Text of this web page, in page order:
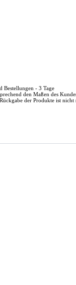
Bestellungen - 3 Tage
den Maßen des
der Produkte ist nicht